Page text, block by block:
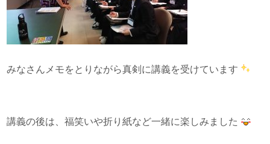
みなさんメモをとりながら真剣に講義を受けています
講義の後は、福笑いや折り紙など一緒に楽しみました